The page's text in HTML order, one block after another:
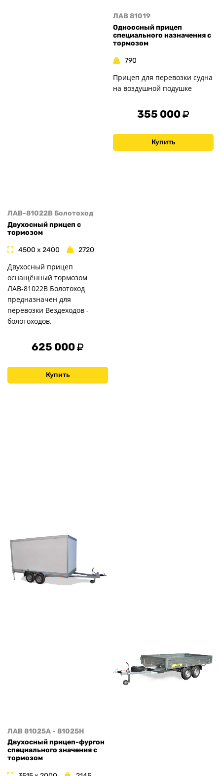
ЛАВ-81022B Болотоход
Двухосный прицеп с
тормозом
4500 x 2400 2720
Двухосный прицеп
оснащённый тормозом
ЛАВ-81022В Болотоход
предназначен для
перевозки Вездеходов -
болотоходов.
625 000
Купить
ЛАВ 81019
Одноосный прицеп
специального назначения с
тормозом
790
Прицеп для перевозки судна
на воздушной подушке
355 000
Купить
ЛАВ 81025A - 81025H
Двухосный прицеп-фургон
специального значения с
тормозом